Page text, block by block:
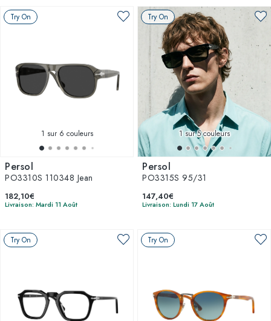
Try On
1 sur 6 couleurs
Persol
PO3310S 110348 Jean
182,10€
Livraison: Mardi 11 Août
Try On
1sur 5 couleurs
Persol
PO3315S 95/31
147,40€
Livraison: Lundi 17 Août
Try On Try On